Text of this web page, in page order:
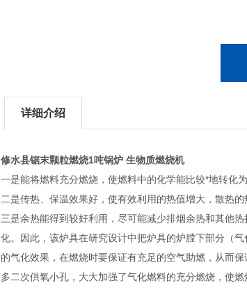
详细介绍
修水县锯末颗粒燃烧1吨锅炉 生物质燃烧机
一是能将燃料充分燃烧，使燃料中的化学能比较*地转化为
二是传热、保温效果好，使有效利用的热值增大，散热的
三是余热能得到较好利用，尽可能减少排烟余热和其他
化。因此，该炉具在研究设计中把炉具的炉膛下部分（
的气化效果，在燃烧时要保证有充足的空气助燃，从而
多二次供氧小孔，大大加强了气化燃料的充分燃烧，使